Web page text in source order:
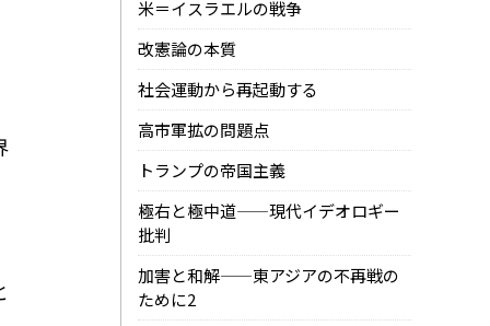
米＝イスラエルの戦争
改憲論の本質
社会運動から再起動する
高市軍拡の問題点
トランプの帝国主義
極右と極中道——現代イデオロギー
批判
加害と和解——東アジアの不再戦の
ために2